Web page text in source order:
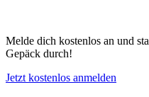
Melde dich kostenlos an und
Gepäck durch!
Jetzt kostenlos anmelden